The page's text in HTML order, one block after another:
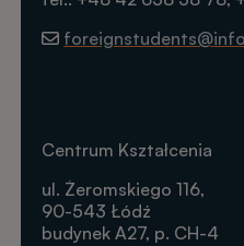
Centrum Kształcenia
ul. Żeromskiego 116,
90-543 Łódź
budynek A27, p. CH-4